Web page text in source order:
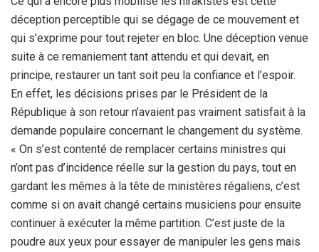
déception perceptible qui se dégage de ce mouvement et
qui s’exprime pour tout rejeter en bloc. Une déception venue
suite à ce remaniement tant attendu et qui devait, en
principe, restaurer un tant soit peu la confiance et l’espoir.
En effet, les décisions prises par le Président de la
République à son retour n’avaient pas vraiment satisfait à la
demande populaire concernant le changement du système.
« On s’est contenté de remplacer certains ministres qui
n’ont pas d’incidence réelle sur la gestion du pays, tout en
gardant les mêmes à la tête de ministères régaliens, c’est
comme si on avait changé certains musiciens pour ensuite
continuer à exécuter la même partition. C’est juste de la
poudre aux yeux pour essayer de manipuler les gens mais